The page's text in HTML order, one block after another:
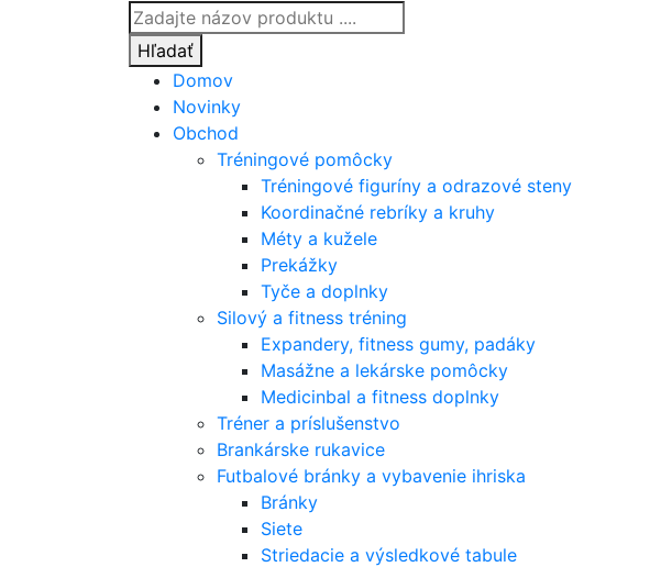
Products
search
Hľadať
Domov
Novinky
Obchod
Tréningové pomôcky
Tréningové figuríny a odrazové steny
Koordinačné rebríky a kruhy
Méty a kužele
Prekážky
Tyče a doplnky
Silový a fitness tréning
Expandery, fitness gumy, padáky
Masážne a lekárske pomôcky
Medicinbal a fitness doplnky
Tréner a príslušenstvo
Brankárske rukavice
Futbalové bránky a vybavenie ihriska
Bránky
Siete
Striedacie a výsledkové tabule